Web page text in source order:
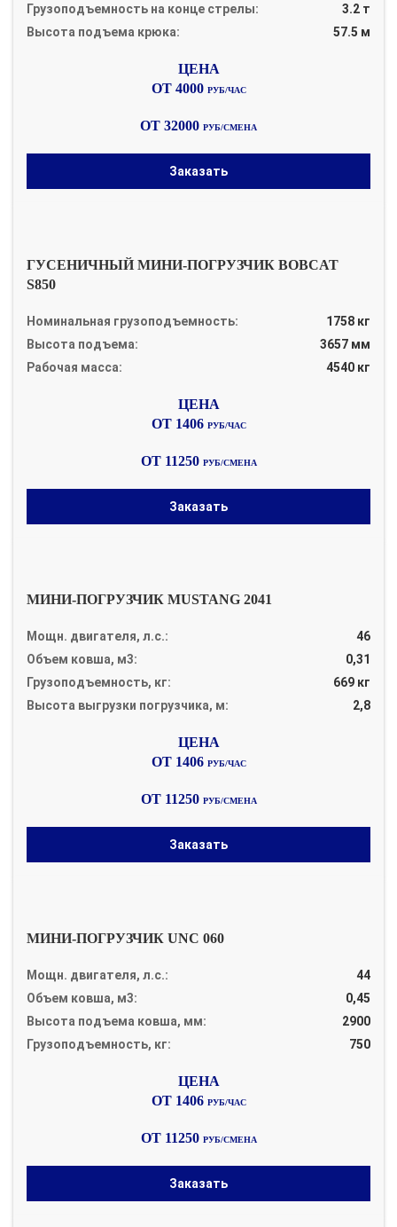
Грузоподъемность на конце стрелы:
3.2 т
Высота подъема крюка:
57.5 м
ОТ 4000 РУБ/ЧАС
ОТ 32000 РУБ/СМЕНА
Заказать
ГУСЕНИЧНЫЙ МИНИ-ПОГРУЗЧИК BOBCAT
S850
Номинальная грузоподъемность:
1758 кг
Высота подъема:
3657 мм
Рабочая масса:
4540 кг
ОТ 1406 РУБ/ЧАС
ОТ 11250 РУБ/СМЕНА
Заказать
МИНИ-ПОГРУЗЧИК MUSTANG 2041
Мощн. двигателя, л.с.:
46
Объем ковша, м3:
0,31
Грузоподъемность, кг:
669 кг
Высота выгрузки погрузчика, м:
2,8
ОТ 1406 РУБ/ЧАС
ОТ 11250 РУБ/СМЕНА
Заказать
МИНИ-ПОГРУЗЧИК UNC 060
Мощн. двигателя, л.с.:
44
Объем ковша, м3:
0,45
Высота подъема ковша, мм:
2900
Грузоподъемность, кг:
750
ОТ 1406 РУБ/ЧАС
ОТ 11250 РУБ/СМЕНА
Заказать